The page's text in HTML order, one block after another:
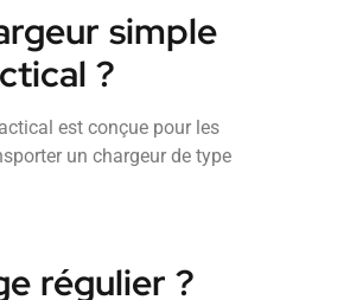
simple
?
est conçue pour les
un chargeur de type
régulier ?